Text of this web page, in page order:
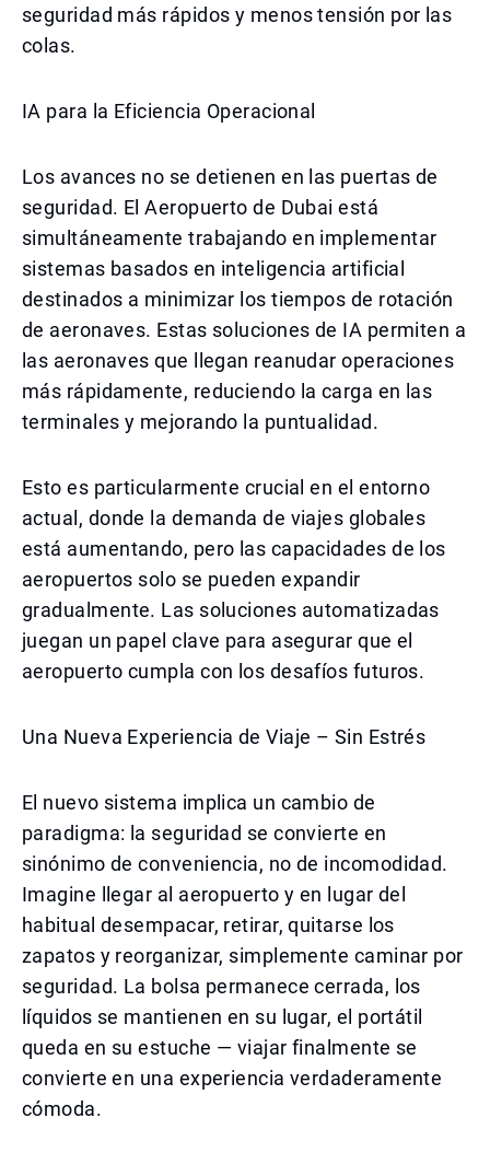
seguridad más rápidos y menos tensión por las
colas.
IA para la Eficiencia Operacional
Los avances no se detienen en las puertas de
seguridad. El Aeropuerto de Dubai está
simultáneamente trabajando en implementar
sistemas basados en inteligencia artificial
destinados a minimizar los tiempos de rotación
de aeronaves. Estas soluciones de IA permiten a
las aeronaves que llegan reanudar operaciones
más rápidamente, reduciendo la carga en las
terminales y mejorando la puntualidad.
Esto es particularmente crucial en el entorno
actual, donde la demanda de viajes globales
está aumentando, pero las capacidades de los
aeropuertos solo se pueden expandir
gradualmente. Las soluciones automatizadas
juegan un papel clave para asegurar que el
aeropuerto cumpla con los desafíos futuros.
Una Nueva Experiencia de Viaje – Sin Estrés
El nuevo sistema implica un cambio de
paradigma: la seguridad se convierte en
sinónimo de conveniencia, no de incomodidad.
Imagine llegar al aeropuerto y en lugar del
habitual desempacar, retirar, quitarse los
zapatos y reorganizar, simplemente caminar por
seguridad. La bolsa permanece cerrada, los
líquidos se mantienen en su lugar, el portátil
queda en su estuche — viajar finalmente se
convierte en una experiencia verdaderamente
cómoda.